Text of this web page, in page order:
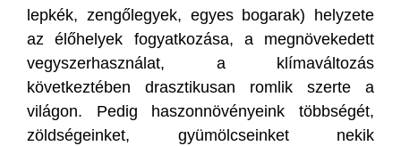
lepkék, zengőlegyek, egyes bogarak) helyzete
az élőhelyek fogyatkozása, a megnövekedett
vegyszerhasználat, a klímaváltozás
következtében drasztikusan romlik szerte a
világon. Pedig haszonnövényeink többségét,
zöldségeinket, gyümölcseinket nekik